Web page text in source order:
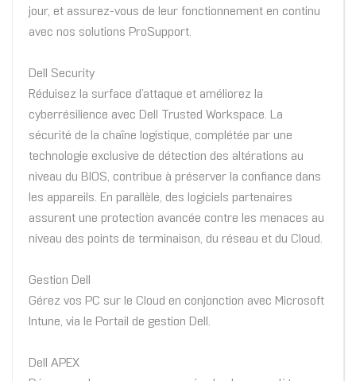
jour, et assurez-vous de leur fonctionnement en continu
avec nos solutions ProSupport.
Dell Security
Réduisez la surface d’attaque et améliorez la
cyberrésilience avec Dell Trusted Workspace. La
sécurité de la chaîne logistique, complétée par une
technologie exclusive de détection des altérations au
niveau du BIOS, contribue à préserver la confiance dans
les appareils. En parallèle, des logiciels partenaires
assurent une protection avancée contre les menaces au
niveau des points de terminaison, du réseau et du Cloud.
Gestion Dell
Gérez vos PC sur le Cloud en conjonction avec Microsoft
Intune, via le Portail de gestion Dell.
Dell APEX